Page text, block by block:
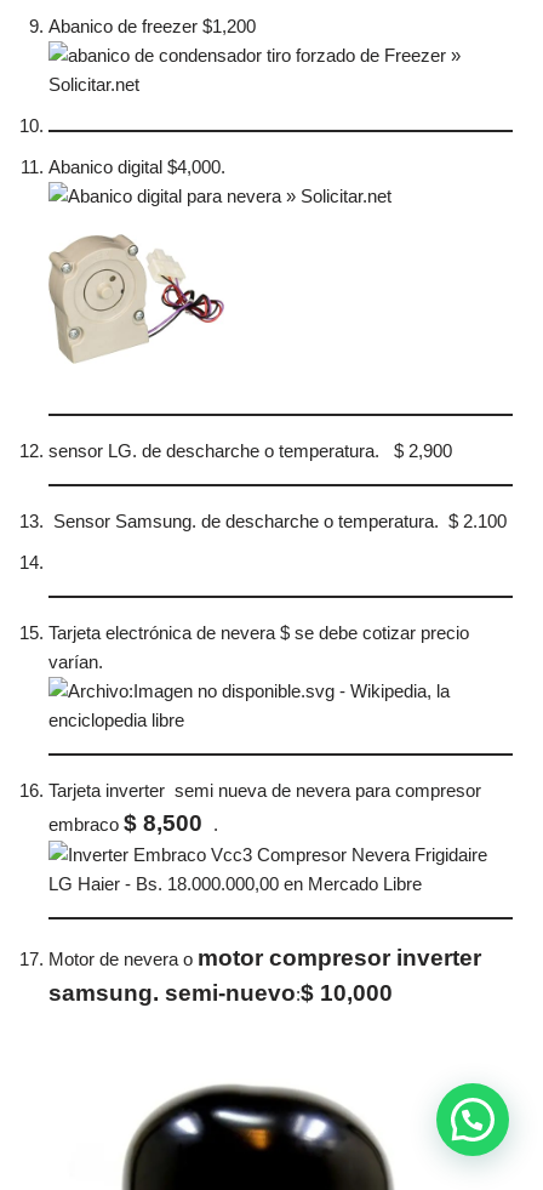
Abanico de freezer $1,200
Abanico digital $4,000.
sensor LG. de descharche o temperatura. $ 2,900
Sensor Samsung. de descharche o temperatura. $ 2.100
Tarjeta electrónica de nevera $ se debe cotizar precio
varían.
Tarjeta inverter semi nueva de nevera para compresor
embraco $ 8,500 .
Motor de nevera o motor compresor inverter
samsung. semi-nuevo:$ 10,000